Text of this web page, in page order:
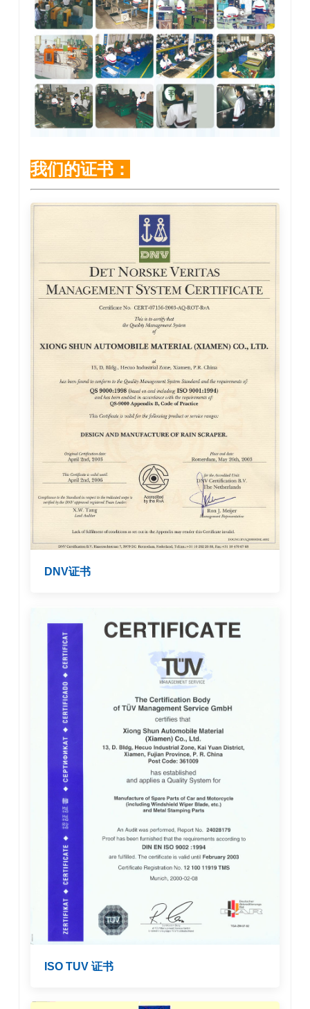
务
质量方针： 诚信守诺、永续经营
服务至上 、追求卓越
企业宣语：刷清一切障碍
1978 于台湾台北成立
1993 荣获德国TUV 工业局产品认
1995 雄顺交通器材（厦门）有限公
1998 荣获中国厦门科技奖
1999 获得德国TUV ISO9002 质量
体系认证
2000 荣获中国汽车雨刷产品十大品
2001 荣获中国厦门“双优”企业奖
2002 获得中国福建企业竞争力500
强
2003 获得QS9000 和ISO9001 质量
体系认证
2003 漳州厂成立
2006 通过ISO/TS 16949 质量体系
认证
2018 橡胶条通过SGS -REACH
,ROHS 认证
2025 雨刷骨架通过 SGS- ROHS 认
证
我们的证书：
DNV证书
ISO TUV 证书